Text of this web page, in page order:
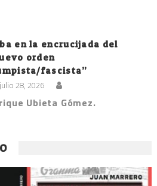
en la encrucijada del
orden
fascista”
julio 28, 2026
Ubieta Gómez.